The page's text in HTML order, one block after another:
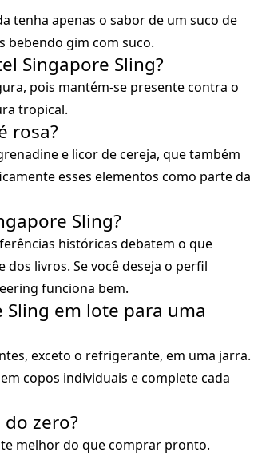
tenha apenas o sabor de um suco de
bebendo gim com suco.
Singapore Sling?
pois mantém-se presente contra o
tropical.
rosa?
e licor de cereja, que também
esses elementos como parte da
Sling?
históricas debatem o que
dos livros. Se você deseja o perfil
funciona bem.
em lote para uma
exceto o refrigerante, em uma jarra.
copos individuais e complete cada
zero?
melhor do que comprar pronto.